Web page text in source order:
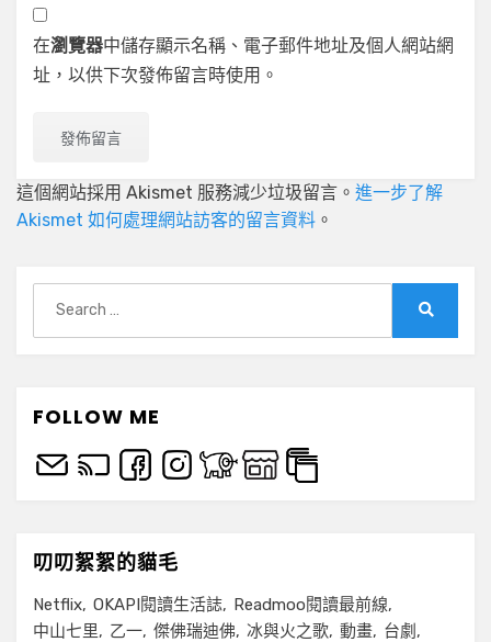
在瀏覽器中儲存顯示名稱、電子郵件地址及個人網站網
址，以供下次發佈留言時使用。
這個網站採用 Akismet 服務減少垃圾留言。 進一步了解
Akismet 如何處理網站訪客的留言資料 。
for:
FOLLOW ME
叨叨絮絮的貓毛
Netflix OKAPI閱讀生活誌
Readmoo閱讀最前線
中山七里
乙一 傑佛瑞迪佛 冰與火之歌 動畫
台劇